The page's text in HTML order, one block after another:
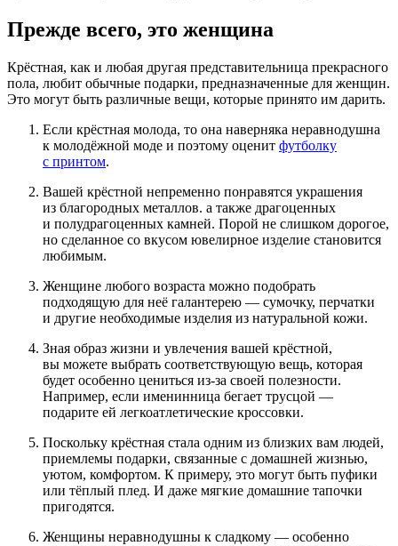
Прежде всего, это женщина
Крёстная, как и любая другая представительница прекрасного
пола, любит обычные подарки, предназначенные для женщин.
Это могут быть различные вещи, которые принято им дарить.
Если крёстная молода, то она наверняка неравнодушна
к молодёжной моде и поэтому оценит футболку
с принтом.
Вашей крёстной непременно понравятся украшения
из благородных металлов. а также драгоценных
и полудрагоценных камней. Порой не слишком дорогое,
но сделанное со вкусом ювелирное изделие становится
любимым.
Женщине любого возраста можно подобрать
подходящую для неё галантерею — сумочку, перчатки
и другие необходимые изделия из натуральной кожи.
Зная образ жизни и увлечения вашей крёстной,
вы можете выбрать соответствующую вещь, которая
будет особенно цениться из-за своей полезности.
Например, если именинница бегает трусцой —
подарите ей легкоатлетические кроссовки.
Поскольку крёстная стала одним из близких вам людей,
приемлемы подарки, связанные с домашней жизнью,
уютом, комфортом. К примеру, это могут быть пуфики
или тёплый плед. И даже мягкие домашние тапочки
пригодятся.
Женщины неравнодушны к сладкому — особенно